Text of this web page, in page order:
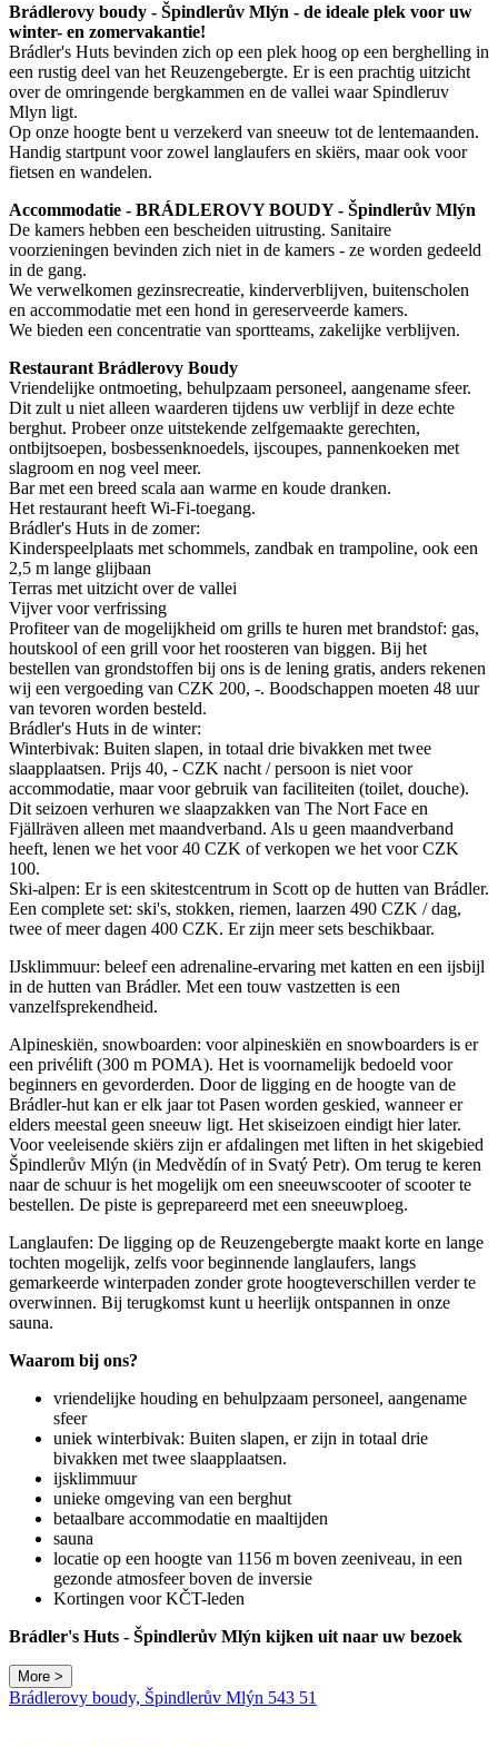
Brádlerovy boudy - Špindlerův Mlýn - de ideale plek voor uw
winter- en zomervakantie!
Brádler's Huts bevinden zich op een plek hoog op een berghelling in
een rustig deel van het Reuzengebergte. Er is een prachtig uitzicht
over de omringende bergkammen en de vallei waar Spindleruv
Mlyn ligt.
Op onze hoogte bent u verzekerd van sneeuw tot de lentemaanden.
Handig startpunt voor zowel langlaufers en skiërs, maar ook voor
fietsen en wandelen.
Accommodatie - BRÁDLEROVY BOUDY - Špindlerův Mlýn
De kamers hebben een bescheiden uitrusting. Sanitaire
voorzieningen bevinden zich niet in de kamers - ze worden gedeeld
in de gang.
We verwelkomen gezinsrecreatie, kinderverblijven, buitenscholen
en accommodatie met een hond in gereserveerde kamers.
We bieden een concentratie van sportteams, zakelijke verblijven.
Restaurant Brádlerovy Boudy
Vriendelijke ontmoeting, behulpzaam personeel, aangename sfeer.
Dit zult u niet alleen waarderen tijdens uw verblijf in deze echte
berghut. Probeer onze uitstekende zelfgemaakte gerechten,
ontbijtsoepen, bosbessenknoedels, ijscoupes, pannenkoeken met
slagroom en nog veel meer.
Bar met een breed scala aan warme en koude dranken.
Het restaurant heeft Wi-Fi-toegang.
Brádler's Huts in de zomer:
Kinderspeelplaats met schommels, zandbak en trampoline, ook een
2,5 m lange glijbaan
Terras met uitzicht over de vallei
Vijver voor verfrissing
Profiteer van de mogelijkheid om grills te huren met brandstof: gas,
houtskool of een grill voor het roosteren van biggen. Bij het
bestellen van grondstoffen bij ons is de lening gratis, anders rekenen
wij een vergoeding van CZK 200, -. Boodschappen moeten 48 uur
van tevoren worden besteld.
Brádler's Huts in de winter:
Winterbivak: Buiten slapen, in totaal drie bivakken met twee
slaapplaatsen. Prijs 40, - CZK nacht / persoon is niet voor
accommodatie, maar voor gebruik van faciliteiten (toilet, douche).
Dit seizoen verhuren we slaapzakken van The Nort Face en
Fjällräven alleen met maandverband. Als u geen maandverband
heeft, lenen we het voor 40 CZK of verkopen we het voor CZK
100.
Ski-alpen: Er is een skitestcentrum in Scott op de hutten van Brádler.
Een complete set: ski's, stokken, riemen, laarzen 490 CZK / dag,
twee of meer dagen 400 CZK. Er zijn meer sets beschikbaar.
IJsklimmuur: beleef een adrenaline-ervaring met katten en een ijsbijl
in de hutten van Brádler. Met een touw vastzetten is een
vanzelfsprekendheid.
Alpineskiën, snowboarden: voor alpineskiën en snowboarders is er
een privélift (300 m POMA). Het is voornamelijk bedoeld voor
beginners en gevorderden. Door de ligging en de hoogte van de
Brádler-hut kan er elk jaar tot Pasen worden geskied, wanneer er
elders meestal geen sneeuw ligt. Het skiseizoen eindigt hier later.
Voor veeleisende skiërs zijn er afdalingen met liften in het skigebied
Špindlerův Mlýn (in Medvědín of in Svatý Petr). Om terug te keren
naar de schuur is het mogelijk om een ​​sneeuwscooter of scooter te
bestellen. De piste is geprepareerd met een sneeuwploeg.
Langlaufen: De ligging op de Reuzengebergte maakt korte en lange
tochten mogelijk, zelfs voor beginnende langlaufers, langs
gemarkeerde winterpaden zonder grote hoogteverschillen verder te
overwinnen. Bij terugkomst kunt u heerlijk ontspannen in onze
sauna.
Waarom bij ons?
vriendelijke houding en behulpzaam personeel, aangename
sfeer
uniek winterbivak: Buiten slapen, er zijn in totaal drie
bivakken met twee slaapplaatsen.
ijsklimmuur
unieke omgeving van een berghut
betaalbare accommodatie en maaltijden
sauna
locatie op een hoogte van 1156 m boven zeeniveau, in een
gezonde atmosfeer boven de inversie
Kortingen voor KČT-leden
Brádler's Huts - Špindlerův Mlýn kijken uit naar uw bezoek
More >
Brádlerovy boudy, Špindlerův Mlýn 543 51